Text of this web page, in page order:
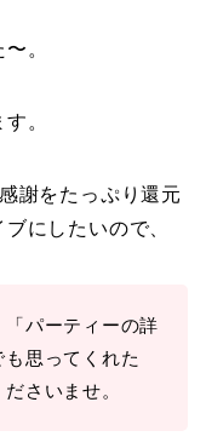
。
。
謝をたっぷり還元
にしたいので、
「パーティーの詳
思ってくれた
さいませ。